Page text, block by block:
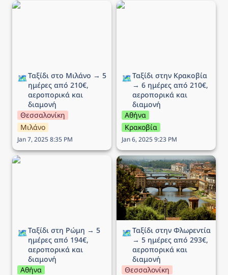
Ταξίδι στο Μιλάνο → 5
🗺️Ταξίδι στο Μιλάνο → 5
ημέρες από 210€,
αεροπορικά και
διαμονή
Θεσσαλονίκη
Μιλάνο
Jan 7, 2025 8:35 PM
Ταξίδι στην Κρακοβία →
🗺️Ταξίδι στην Κρακοβία
→ 6 ημέρες από 210€,
αεροπορικά και
διαμονή
Αθήνα
Κρακοβία
Jan 6, 2025 9:23 PM
Ταξίδι στη Ρώμη → 5
🗺️Ταξίδι στη Ρώμη → 5
ημέρες από 194€,
αεροπορικά και
διαμονή
Αθήνα
Ταξίδι στην Φλωρεντία →
5 ημέρες από 293€,
αεροπορικά και διαμονή
🗺️Ταξίδι στην Φλωρεντία
→ 5 ημέρες από 293€,
αεροπορικά και
διαμονή
Θεσσαλονίκη